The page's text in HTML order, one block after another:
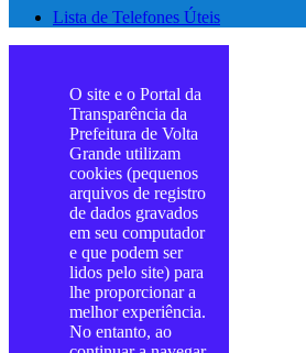
Lista de Telefones Úteis
O site e o Portal da
Transparência da
Prefeitura de Volta
Grande utilizam
cookies (pequenos
arquivos de registro
de dados gravados
em seu computador
e que podem ser
lidos pelo site) para
lhe proporcionar a
melhor experiência.
No entanto, ao